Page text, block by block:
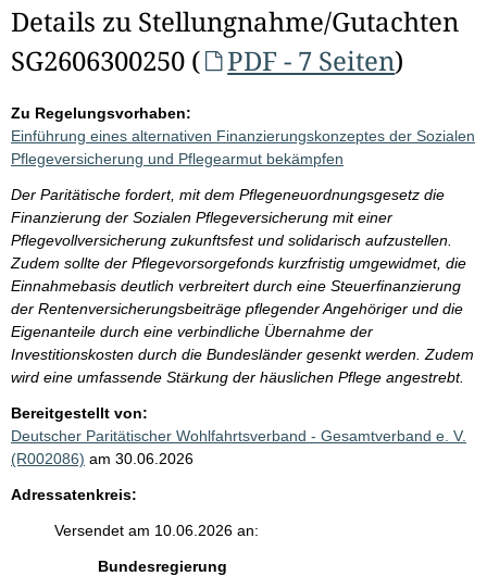
Details zu Stellungnahme/Gutachten
SG2606300250 (
PDF - 7 Seiten)
Zu Regelungsvorhaben:
Einführung eines alternativen Finanzierungskonzeptes der Sozialen
Pflegeversicherung und Pflegearmut bekämpfen
Der Paritätische fordert, mit dem Pflegeneuordnungsgesetz die
Finanzierung der Sozialen Pflegeversicherung mit einer
Pflegevollversicherung zukunftsfest und solidarisch aufzustellen.
Zudem sollte der Pflegevorsorgefonds kurzfristig umgewidmet, die
Einnahmebasis deutlich verbreitert durch eine Steuerfinanzierung
der Rentenversicherungsbeiträge pflegender Angehöriger und die
Eigenanteile durch eine verbindliche Übernahme der
Investitionskosten durch die Bundesländer gesenkt werden. Zudem
wird eine umfassende Stärkung der häuslichen Pflege angestrebt.
Bereitgestellt von:
Deutscher Paritätischer Wohlfahrtsverband - Gesamtverband e. V.
(R002086) am 30.06.2026
Adressatenkreis:
Versendet am 10.06.2026 an:
Bundesregierung